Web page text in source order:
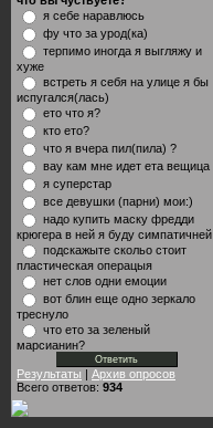
я себе наравлюсь
фу что за урод(ка)
терпимо иногда я выгляжу и
хуже
встреть я себя на улице я бы
испугался(лась)
ето что я?
кто ето?
что я вчера пил(пила) ?
вау кам мне идет ета вещица
я суперстар
все девушки (парни) мои:)
надо купить маску фредди
крюгера в ней я буду симпатичней
подскажыте скольо стоит
пластическая операцыя
нет слов одни емоции
вот блин еще одно зеркало
треснуло
что ето за зеленый
марсианин?
Результаты | Архив опросов
Всего ответов: 934